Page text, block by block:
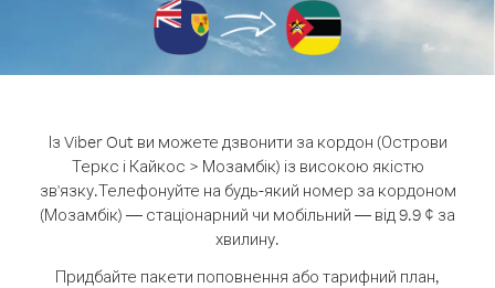
Із Viber Out ви можете дзвонити за кордон (Острови
Теркс і Кайкос > Мозамбік) із високою якістю
зв'язку.Телефонуйте на будь-який номер за кордоном
(Мозамбік) — стаціонарний чи мобільний — від 9.9 ¢ за
хвилину.
Придбайте пакети поповнення або тарифний план,